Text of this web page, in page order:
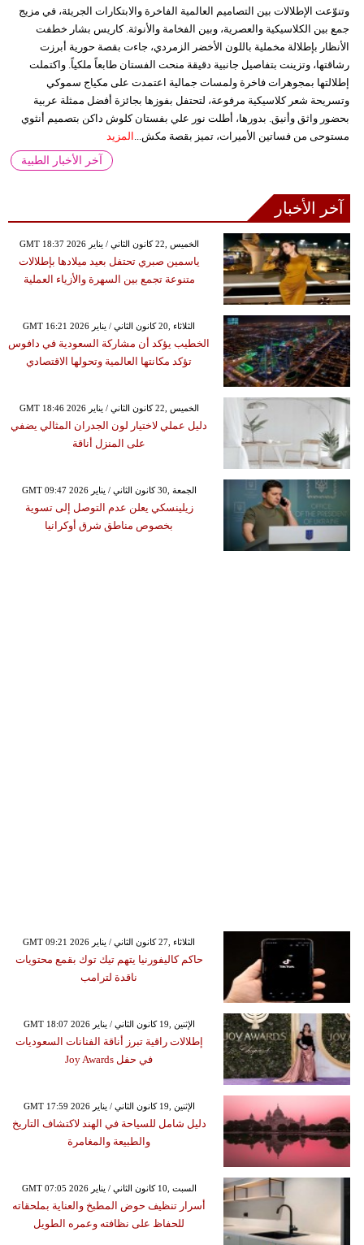
وتنوّعت الإطلالات بين التصاميم العالمية الفاخرة والابتكارات الجريئة، في مزيج
جمع بين الكلاسيكية والعصرية، وبين الفخامة والأنوثة. كاريس بشار خطفت
الأنظار بإطلالة مخملية باللون الأخضر الزمردي، جاءت بقصة حورية أبرزت
رشاقتها، وتزينت بتفاصيل جانبية دقيقة منحت الفستان طابعاً ملكياً. واكتملت
إطلالتها بمجوهرات فاخرة ولمسات جمالية اعتمدت على مكياج سموكي
وتسريحة شعر كلاسيكية مرفوعة، لتحتفل بفوزها بجائزة أفضل ممثلة عربية
بحضور واثق وأنيق. بدورها، أطلت نور علي بفستان كلوش داكن بتصميم أنثوي
مستوحى من فساتين الأميرات، تميز بقصة مكش...
المزيد
آخر الأخبار الطبية
آخر الأخبار
GMT 18:37 2026 الخميس ,22 كانون الثاني / يناير
ياسمين صبري تحتفل بعيد ميلادها بإطلالات
متنوعة تجمع بين السهرة والأزياء العملية
GMT 16:21 2026 الثلاثاء ,20 كانون الثاني / يناير
الخطيب يؤكد أن مشاركة السعودية في دافوس
تؤكد مكانتها العالمية وتحولها الاقتصادي
GMT 18:46 2026 الخميس ,22 كانون الثاني / يناير
دليل عملي لاختيار لون الجدران المثالي يضفي
على المنزل أناقة
GMT 09:47 2026 الجمعة ,30 كانون الثاني / يناير
زيلينسكي يعلن عدم التوصل إلى تسوية
بخصوص مناطق شرق أوكرانيا
GMT 09:21 2026 الثلاثاء ,27 كانون الثاني / يناير
حاكم كاليفورنيا يتهم تيك توك بقمع محتويات
ناقدة لترامب
GMT 18:07 2026 الإثنين ,19 كانون الثاني / يناير
إطلالات راقية تبرز أناقة الفنانات السعوديات
في حفل Joy Awards
GMT 17:59 2026 الإثنين ,19 كانون الثاني / يناير
دليل شامل للسياحة في الهند لاكتشاف التاريخ
والطبيعة والمغامرة
GMT 07:05 2026 السبت ,10 كانون الثاني / يناير
أسرار تنظيف حوض المطبخ والعناية بملحقاته
للحفاظ على نظافته وعمره الطويل